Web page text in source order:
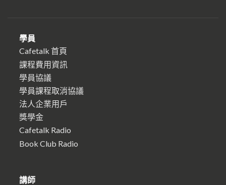
學員
Cafetalk 首頁
課程費用資訊
學員協議
學員課程取消協議
法人企業用戶
獎學金
Cafetalk Radio
Book Club Radio
講師